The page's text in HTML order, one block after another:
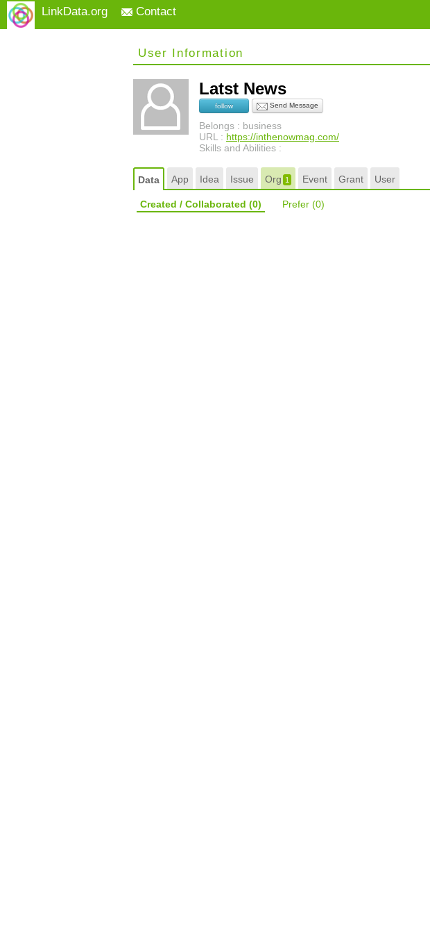
LinkData.org Contact
User Information
Latst News
follow Send Message
Belongs : business
URL : https://inthenowmag.com/
Skills and Abilities :
Data App Idea Issue Org 1 Event Grant User
Created / Collaborated (0) Prefer (0)